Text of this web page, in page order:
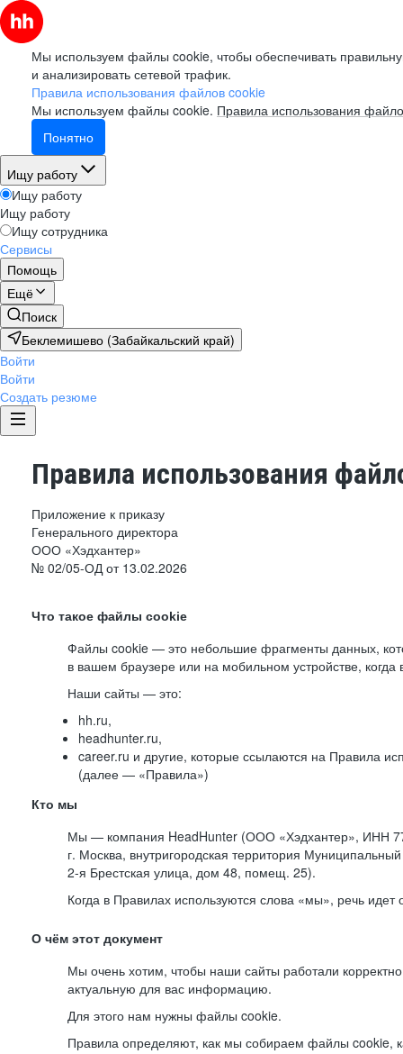
Мы используем файлы cookie, чтобы обеспечивать
и анализировать сетевой трафик.
Правила использования файлов cookie
Мы используем файлы cookie. Правила использования
Понятно
Ищу работу
Ищу работу
Ищу работу
Ищу сотрудника
Сервисы
Помощь
Ещё
Поиск
Беклемишево (Забайкальский край)
Войти
Войти
Создать резюме
Правила использования
Приложение к приказу
Генерального директора
ООО «Хэдхантер»
№ 02/05-ОД от 13.02.2026
Что такое файлы cookie
Файлы cookie — это небольшие фрагменты данных,
в вашем браузере или на мобильном устройстве,
Наши сайты — это:
hh.ru,
headhunter.ru,
career.ru и другие, которые ссылаются на Правила
(далее — «Правила»)
Кто мы
Мы — компания HeadHunter (ООО «Хэдхантер», ИНН
г. Москва, внутригородская территория Муниципальный
2-я Брестская улица, дом 48, помещ. 25).
Когда в Правилах используются слова «мы», речь
О чём этот документ
Мы очень хотим, чтобы наши сайты работали
актуальную для вас информацию.
Для этого нам нужны файлы cookie.
Правила определяют, как мы собираем файлы cookie,